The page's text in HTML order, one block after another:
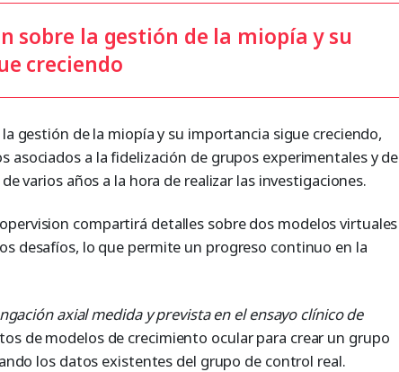
sobre la gestión de la miopía y su
creciendo
gestión de la miopía y su importancia sigue creciendo,
asociados a la fidelización de grupos experimentales y de
varios años a la hora de realizar las investigaciones.
compartirá detalles sobre dos modelos virtuales
desafíos, lo que permite un progreso continuo en la
axial medida y prevista en el ensayo clínico de
de modelos de crecimiento ocular para crear un grupo
los datos existentes del grupo de control real.